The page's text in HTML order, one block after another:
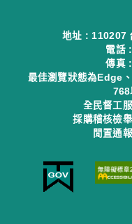
地址 : 110207
電話
傳真
最佳瀏覽狀態為Edge
768
全民督工
採購稽核檢
閒置通